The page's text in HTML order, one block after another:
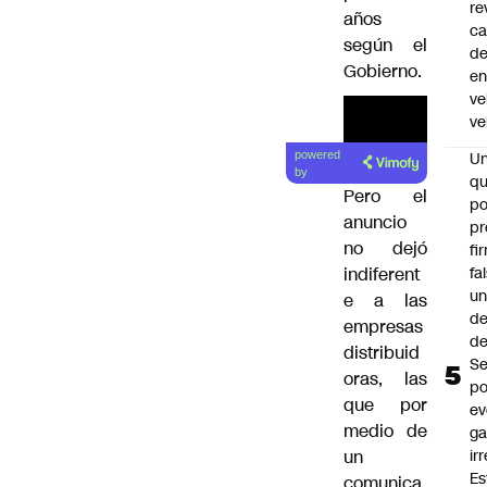
años
según el
Gobierno.
powered
by
Pero el
anuncio
no dejó
indiferent
e a las
empresas
distribuid
oras, las
que por
medio de
un
en